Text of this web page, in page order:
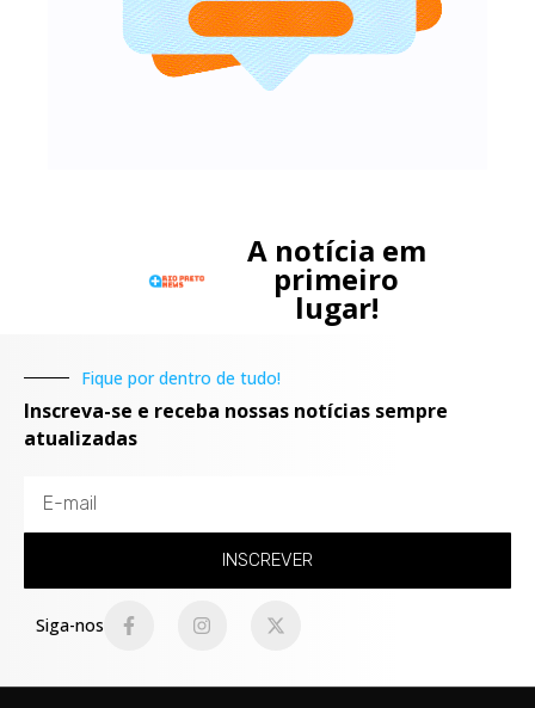
A notícia em
primeiro
lugar!
Fique por dentro de tudo!
Inscreva-se e receba nossas notícias sempre
atualizadas
INSCREVER
Siga-nos